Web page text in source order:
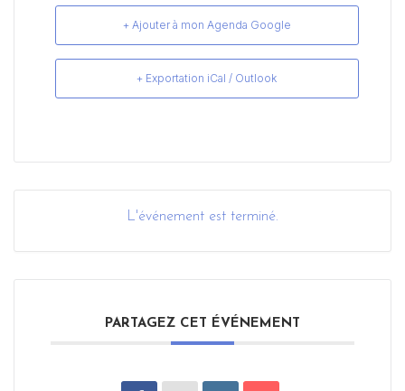
+ Ajouter à mon Agenda Google
+ Exportation iCal / Outlook
L'événement est terminé.
PARTAGEZ CET ÉVÉNEMENT